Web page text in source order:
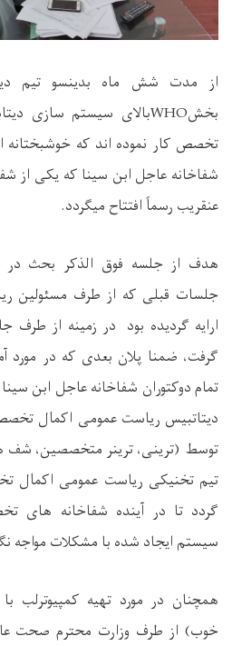
از مدت شش ماه بدینسو تیم
بخشWHO‌بالای سیستم سازی
تخصص کار نموده اند که خوشبختانه
شفاخانه عاجل ابن سینا که یکی از
عنقریب رسماً افتتاح میگردد.
هدف از جلسه فوق الذکر بحث در
جلسات قبلی که از طرف مسئولین
ارایه گردیده بود در زمینه از طرف
گرفت، ضمنا پلان بعدی که در مورد
تمام دوکتوران شفاخانه عاجل ابن
دیتاتبیس ریاست عمومی اکمال
توسط (ترینی، ترینر متخصصین،
تیم تخنیکی ریاست عمومی اکمال
گردد تا در آینده شفاخانه های
سیستم ایجاد شده با مشکلات مواجه
همچنان در مورد تهیه کمپیوترلب
خوب) از طرف وزارت محترم صحت